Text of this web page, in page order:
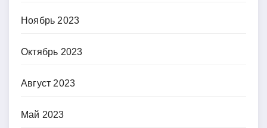
Ноябрь 2023
Октябрь 2023
Август 2023
Май 2023